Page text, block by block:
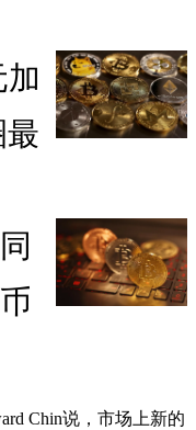
最
Chin说，市场上新的